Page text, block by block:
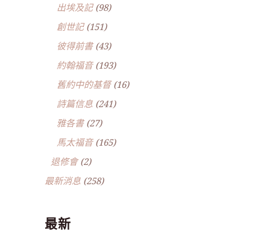
出埃及記(98)
創世記(151)
彼得前書(43)
約翰福音(193)
舊約中的基督(16)
詩篇信息 (241)
雅各書(27)
馬太福音(165)
退修會(2)
最新消息 (258)
最新